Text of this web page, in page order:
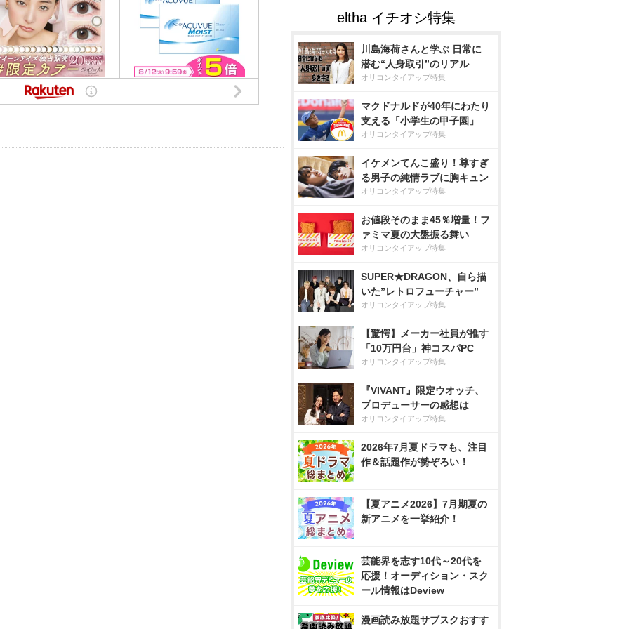
川島海荷さんと学ぶ 日常に
潜む“人身取引”のリアル
オリコンタイアップ特集
マクドナルドが40年にわたり
支える「小学生の甲子園」
オリコンタイアップ特集
イケメンてんこ盛り！尊すぎ
る男子の純情ラブに胸キュン
オリコンタイアップ特集
お値段そのまま45％増量！フ
ァミマ夏の大盤振る舞い
オリコンタイアップ特集
SUPER★DRAGON、自ら描
いた”レトロフューチャー”
オリコンタイアップ特集
【驚愕】メーカー社員が推す
「10万円台」神コスパPC
オリコンタイアップ特集
『VIVANT』限定ウオッチ、
プロデューサーの感想は
オリコンタイアップ特集
2026年7月夏ドラマも、注目
作＆話題作が勢ぞろい！
【夏アニメ2026】7月期夏の
新アニメを一挙紹介！
芸能界を志す10代～20代を
応援！オーディション・スク
ール情報はDeview
漫画読み放題サブスクおすす